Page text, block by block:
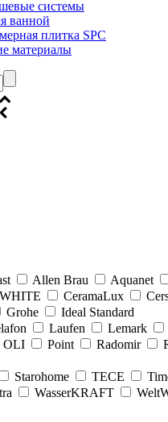
системы
ванной
плитка SPC
материалы
Allen Brau Aquanet
CeramaLux
Grohe
Ideal Standard
Laufen Lemark
OLI Point Radomir
Starohome TECE
WasserKRAFT